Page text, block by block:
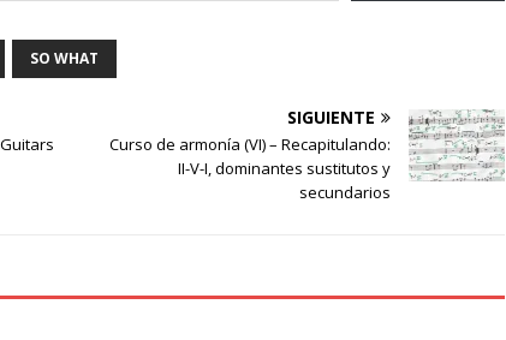
SO WHAT
SIGUIENTE
Curso de armonía (VI) – Recapitulando:
II-V-I, dominantes sustitutos y
secundarios